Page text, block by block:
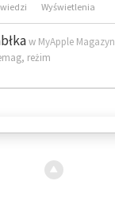
Wyświetlenia
w MyApple Magazyn
, reżim